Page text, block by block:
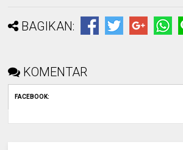
BAGIKAN:
KOMENTAR
FACEBOOK: